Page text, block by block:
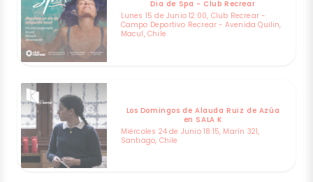
Dia de Spa - Club Recrear
Lunes 15 de Junio 12:00, Club Recrear -
Campo Deportivo Recrear - Avenida Quilin,
Macul, Chile
Los Domingos de Alauda Ruiz de Azúa
en SALA K
Miércoles 24 de Junio 18:15, Marín 321,
Santiago, Chile